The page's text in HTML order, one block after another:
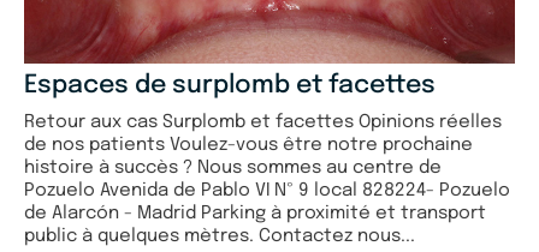
Espaces de surplomb et facettes
Retour aux cas Surplomb et facettes Opinions réelles
de nos patients Voulez-vous être notre prochaine
histoire à succès ? Nous sommes au centre de
Pozuelo Avenida de Pablo VI Nº 9 local 828224- Pozuelo
de Alarcón - Madrid Parking à proximité et transport
public à quelques mètres. Contactez nous...